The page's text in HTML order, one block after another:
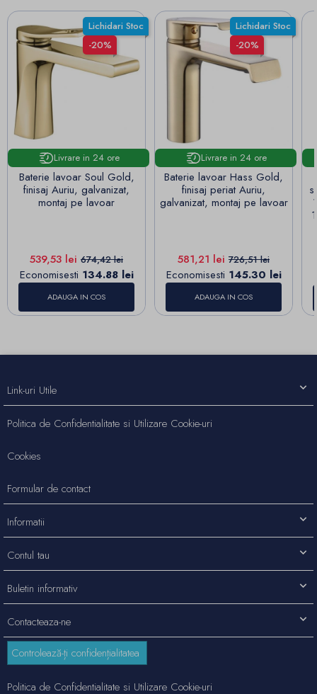
Lichidari Stoc
-20%
Livrare in 24 ore
Baterie lavoar Soul Gold,
finisaj Auriu, galvanizat,
montaj pe lavoar
Pret
539,53 lei Pret de baza
674,42 lei
Economisesti 134.88 lei
ADAUGA IN COS
Lichidari Stoc
-20%
Livrare in 24 ore
Baterie lavoar Hass Gold,
finisaj periat Auriu,
galvanizat, montaj pe lavoar
Pret
581,21 lei Pret de baza
726,51 lei
Economisesti 145.30 lei
ADAUGA IN COS
Contacteaza-ne
Link-uri Utile
Politica de Confidentialitate si Utilizare Cookie-uri
Cookies
Formular de contact
Informatii
Contul tau
Buletin informativ
Controlează-ți confidențialitatea
Politica de Confidentialitate si Utilizare Cookie-uri